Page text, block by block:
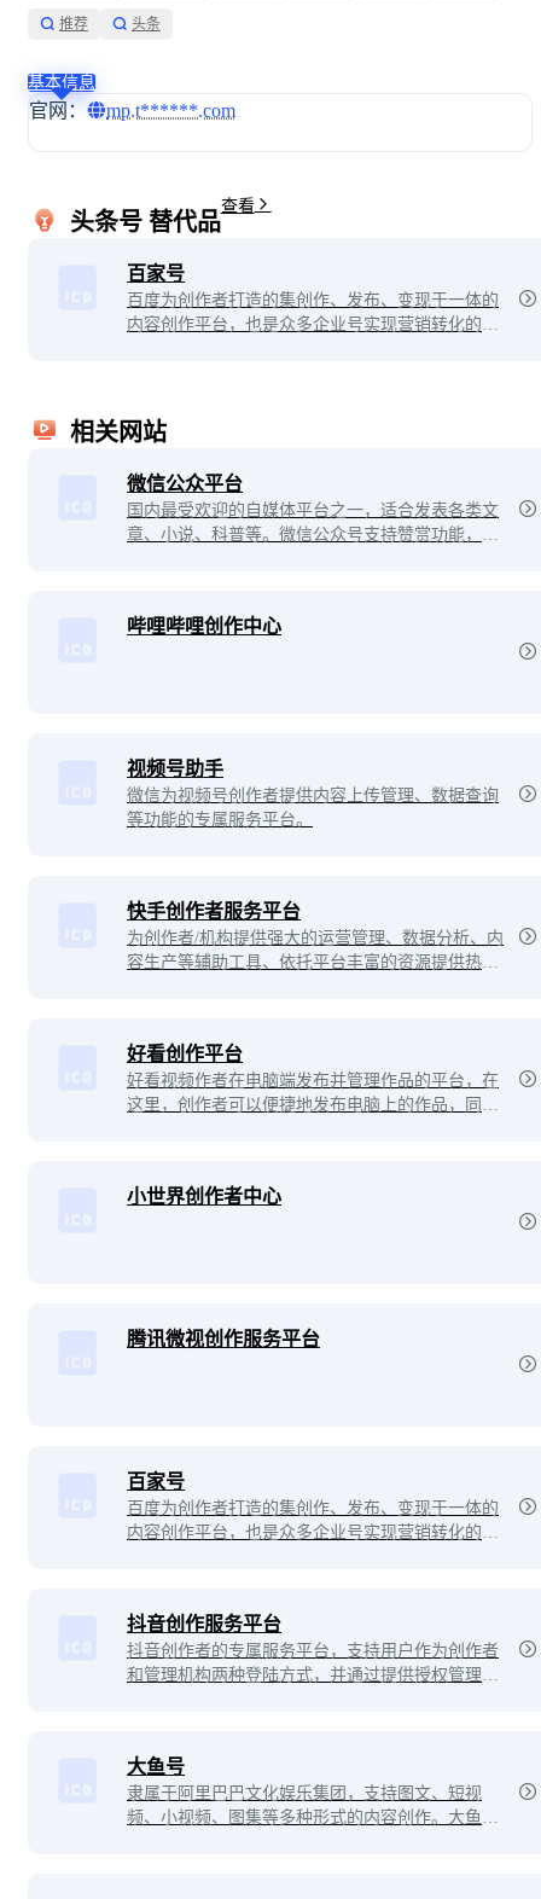
推荐 头条
基本信息
官网： mp.t******.com
头条号 替代品
查看
百家号
百度为创作者打造的集创作、发布、变现于一体的
内容创作平台，也是众多企业号实现营销转化的运
相关网站
微信公众平台
国内最受欢迎的自媒体平台之一，适合发表各类文
章、小说、科普等。微信公众号支持赞赏功能，并
哔哩哔哩创作中心
视频号助手
微信为视频号创作者提供内容上传管理、数据查询
等功能的专属服务平台。
快手创作者服务平台
为创作者/机构提供强大的运营管理、数据分析、内
容生产等辅助工具、依托平台丰富的资源提供热点
好看创作平台
好看视频作者在电脑端发布并管理作品的平台，在
这里，创作者可以便捷地发布电脑上的作品，同时
小世界创作者中心
腾讯微视创作服务平台
百家号
百度为创作者打造的集创作、发布、变现于一体的
内容创作平台，也是众多企业号实现营销转化的运
抖音创作服务平台
抖音创作者的专属服务平台，支持用户作为创作者
和管理机构两种登陆方式，并通过提供授权管理、
大鱼号
隶属于阿里巴巴文化娱乐集团，支持图文、短视
频、小视频、图集等多种形式的内容创作。大鱼号